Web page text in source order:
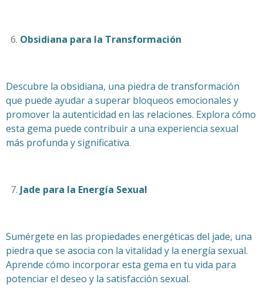
Obsidiana para la Transformación
Descubre la obsidiana, una piedra de transformación
que puede ayudar a superar bloqueos emocionales y
promover la autenticidad en las relaciones. Explora cómo
esta gema puede contribuir a una experiencia sexual
más profunda y significativa.
Jade para la Energía Sexual
Sumérgete en las propiedades energéticas del jade, una
piedra que se asocia con la vitalidad y la energía sexual.
Aprende cómo incorporar esta gema en tu vida para
potenciar el deseo y la satisfacción sexual.